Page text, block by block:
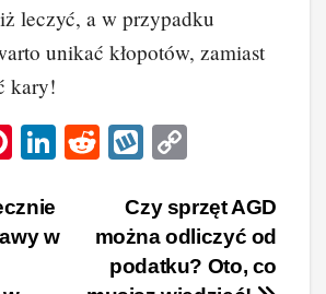
leczyć, a w przypadku
unikać kłopotów, zamiast
kary!
Pi
er
e
st
Li
e
R
di
t
W
o
p
p
y
Li
Czy sprzęt AGD
można odliczyć od
podatku? Oto, co
w